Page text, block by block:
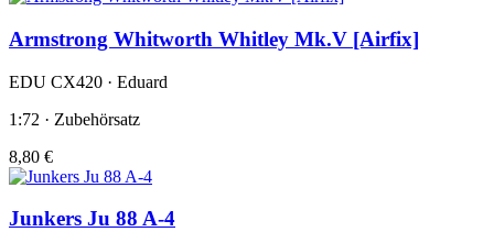
Armstrong Whitworth Whitley Mk.V [Airfix]
EDU CX420 · Eduard
1:72 · Zubehörsatz
8,80 €
Junkers Ju 88 A-4